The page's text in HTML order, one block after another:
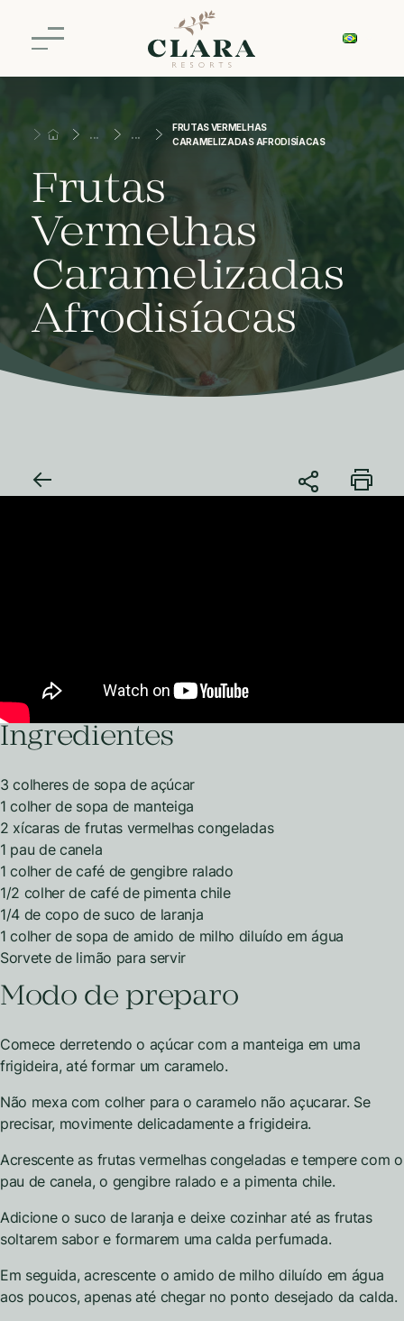
FRUTAS VERMELHAS
CARAMELIZADAS AFRODISÍACAS
Frutas
Vermelhas
Caramelizadas
Afrodisíacas
Ingredientes
3 colheres de sopa de açúcar
1 colher de sopa de manteiga
2 xícaras de frutas vermelhas congeladas
1 pau de canela
1 colher de café de gengibre ralado
1/2 colher de café de pimenta chile
1/4 de copo de suco de laranja
1 colher de sopa de amido de milho diluído em água
Sorvete de limão para servir
Modo de preparo
Comece derretendo o açúcar com a manteiga em uma
frigideira, até formar um caramelo.
Não mexa com colher para o caramelo não açucarar. Se
precisar, movimente delicadamente a frigideira.
Acrescente as frutas vermelhas congeladas e tempere com o
pau de canela, o gengibre ralado e a pimenta chile.
Adicione o suco de laranja e deixe cozinhar até as frutas
soltarem sabor e formarem uma calda perfumada.
Em seguida, acrescente o amido de milho diluído em água
aos poucos, apenas até chegar no ponto desejado da calda.